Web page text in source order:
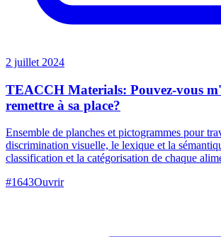
2 juillet 2024
TEACCH Materials: Pouvez-vous
remettre à sa place?
Ensemble de planches et pictogrammes pour
discrimination visuelle, le lexique et la
classification et la catégorisation de chaque
#1643Ouvrir